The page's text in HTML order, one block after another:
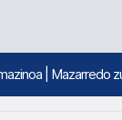
| Mazarredo